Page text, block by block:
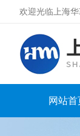
欢迎光临上海
网站首